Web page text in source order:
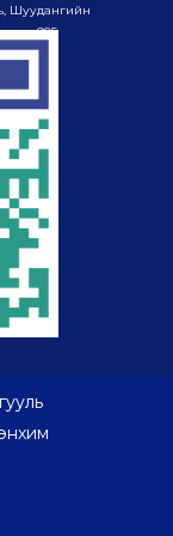
Шуудангийн
985